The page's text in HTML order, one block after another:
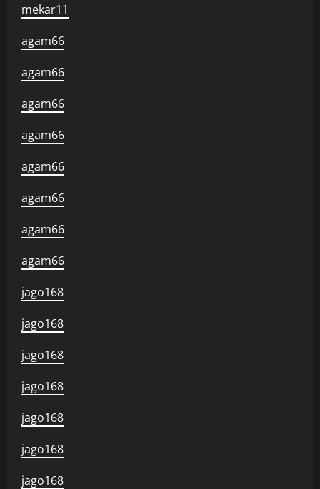
mekar11
agam66
agam66
agam66
agam66
agam66
agam66
agam66
agam66
jago168
jago168
jago168
jago168
jago168
jago168
jago168